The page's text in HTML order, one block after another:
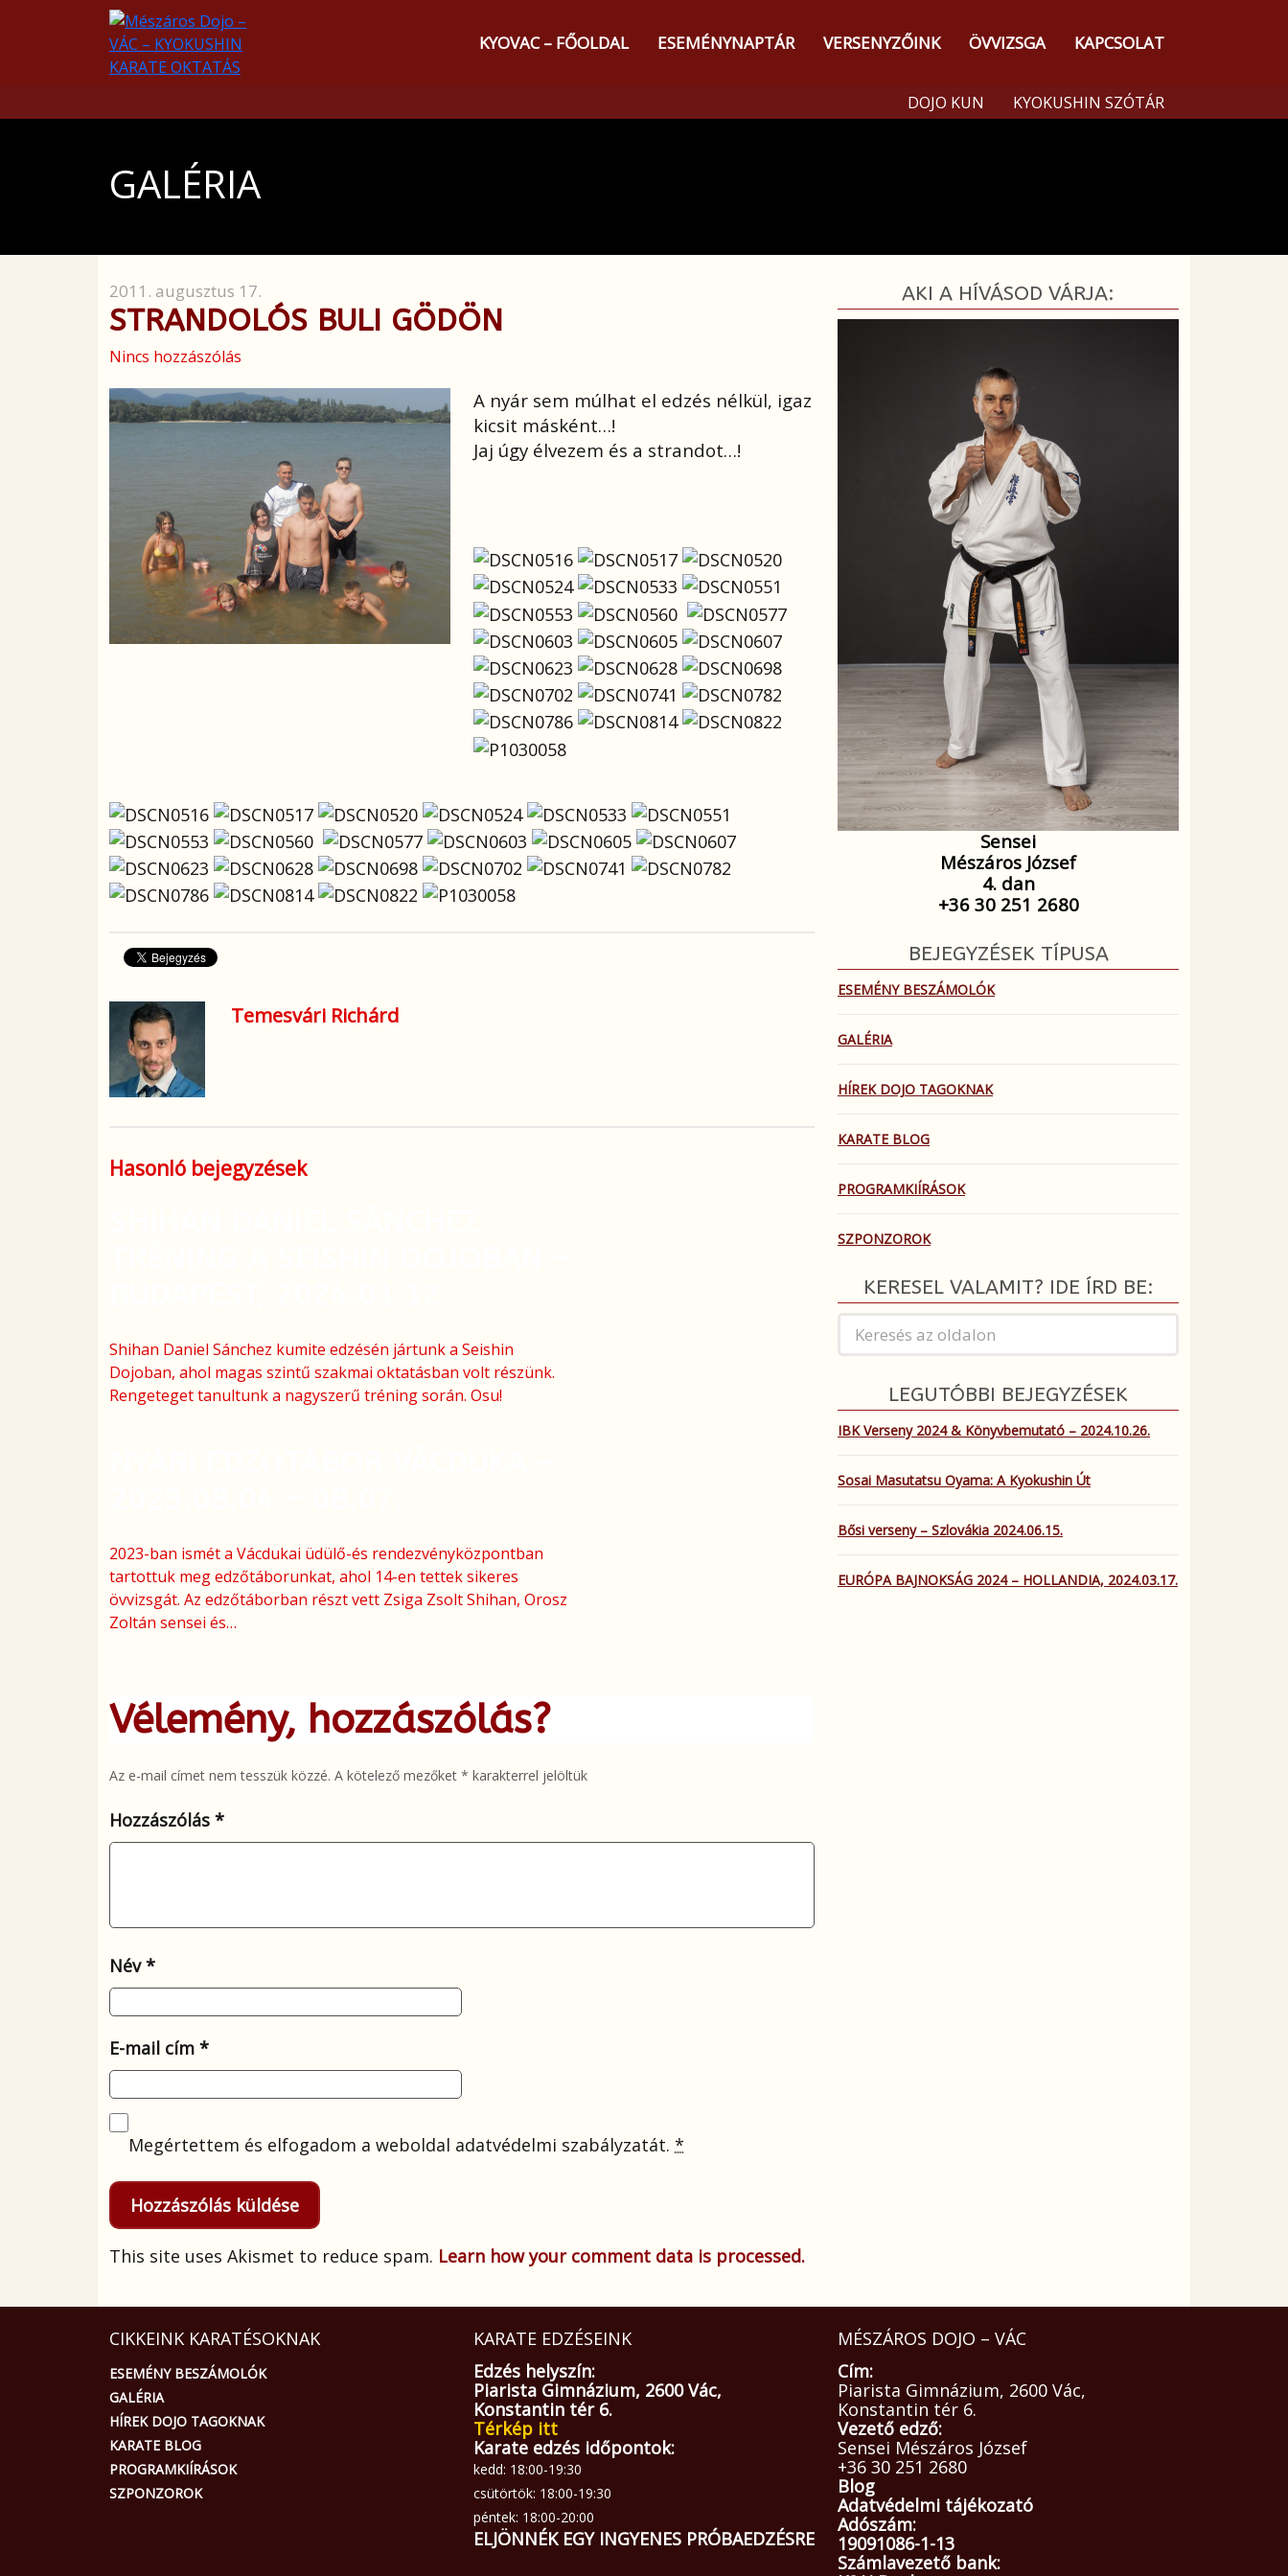
KYOVAC – FŐOLDAL ESEMÉNYNAPTÁR VERSENYZŐINK ÖVVIZSGA KAPCSOLAT
DOJO KUN KYOKUSHIN SZÓTÁR
GALÉRIA
2011. augusztus 17.
STRANDOLÓS BULI GÖDÖN
Nincs hozzászólás
A nyár sem múlhat el edzés nélkül, igaz
kicsit másként…!
Jaj úgy élvezem és a strandot…!
Temesvári Richárd
Hasonló bejegyzések
Shihan Daniel Sánchez kumite edzésén jártunk a Seishin
Dojoban, ahol magas szintű szakmai oktatásban volt részünk.
Rengeteget tanultunk a nagyszerű tréning során. Osu!
2023-ban ismét a Vácdukai üdülő-és rendezvényközpontban
tartottuk meg edzőtáborunkat, ahol 14-en tettek sikeres
övvizsgát. Az edzőtáborban részt vett Zsiga Zsolt Shihan, Orosz
Zoltán sensei és…
Vélemény, hozzászólás?
Az e-mail címet nem tesszük közzé. A kötelező mezőket * karakterrel jelöltük
Hozzászólás *
Név*
E-mail cím *
Megértettem és elfogadom a weboldal adatvédelmi szabályzatát. *
This site uses Akismet to reduce spam. Learn how your comment data is processed.
AKI A HÍVÁSOD VÁRJA:
Sensei
Mészáros József
4. dan
+36 30 251 2680
BEJEGYZÉSEK TÍPUSA
ESEMÉNY BESZÁMOLÓK
GALÉRIA
HÍREK DOJO TAGOKNAK
KARATE BLOG
PROGRAMKIÍRÁSOK
SZPONZOROK
KERESEL VALAMIT? IDE ÍRD BE:
LEGUTÓBBI BEJEGYZÉSEK
IBK Verseny 2024 & Könyvbemutató – 2024.10.26.
Sosai Masutatsu Oyama: A Kyokushin Út
Bősi verseny – Szlovákia 2024.06.15.
EURÓPA BAJNOKSÁG 2024 – HOLLANDIA, 2024.03.17.
CIKKEINK KARATÉSOKNAK
ESEMÉNY BESZÁMOLÓK
GALÉRIA
HÍREK DOJO TAGOKNAK
KARATE BLOG
PROGRAMKIÍRÁSOK
SZPONZOROK
KARATE EDZÉSEINK
Edzés helyszín:
Piarista Gimnázium, 2600 Vác,
Konstantin tér 6.
Térkép itt
Karate edzés időpontok:
kedd: 18:00-19:30
csütörtök: 18:00-19:30
péntek: 18:00-20:00
ELJÖNNÉK EGY INGYENES PRÓBAEDZÉSRE
MÉSZÁROS DOJO – VÁC
Cím:
Piarista Gimnázium, 2600 Vác,
Konstantin tér 6.
Vezető edző:
Sensei Mészáros József
+36 30 251 2680
Blog
Adatvédelmi tájékozató
Adószám:
19091086-1-13
Számlavezető bank: